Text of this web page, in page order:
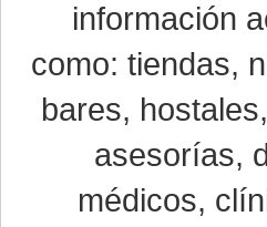
información
como: tiendas,
bares,
asesorías,
médicos,